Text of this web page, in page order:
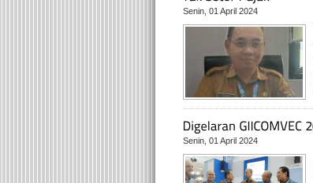
Senin, 01 April 2024
Senin, 01 April 2024